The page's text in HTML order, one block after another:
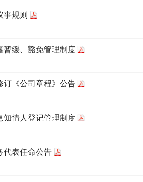
事规则
暂缓、豁免管理制度
订《公司章程》公告
知情人登记管理制度
代表任命公告